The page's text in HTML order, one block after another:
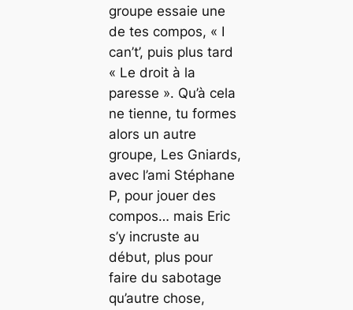
groupe essaie une
de tes compos, « I
can’t’, puis plus tard
« Le droit à la
paresse ». Qu’à cela
ne tienne, tu formes
alors un autre
groupe, Les Gniards,
avec l’ami Stéphane
P, pour jouer des
compos… mais Eric
s’y incruste au
début, plus pour
faire du sabotage
qu’autre chose,